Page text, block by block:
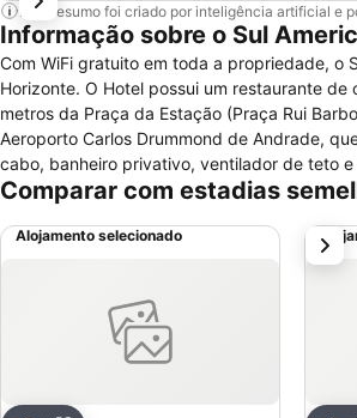
Este resumo foi criado por inteligência artificial e
Informação sobre o Sul
Com WiFi gratuito em toda a propriedade, o
Horizonte. O Hotel possui um restaurante
metros da Praça da Estação (Praça Rui
Aeroporto Carlos Drummond de Andrade, que é o mais próximo,
cabo, banheiro privativo, ventilador de teto e
Comparar com estadias
Alojamento selecionado